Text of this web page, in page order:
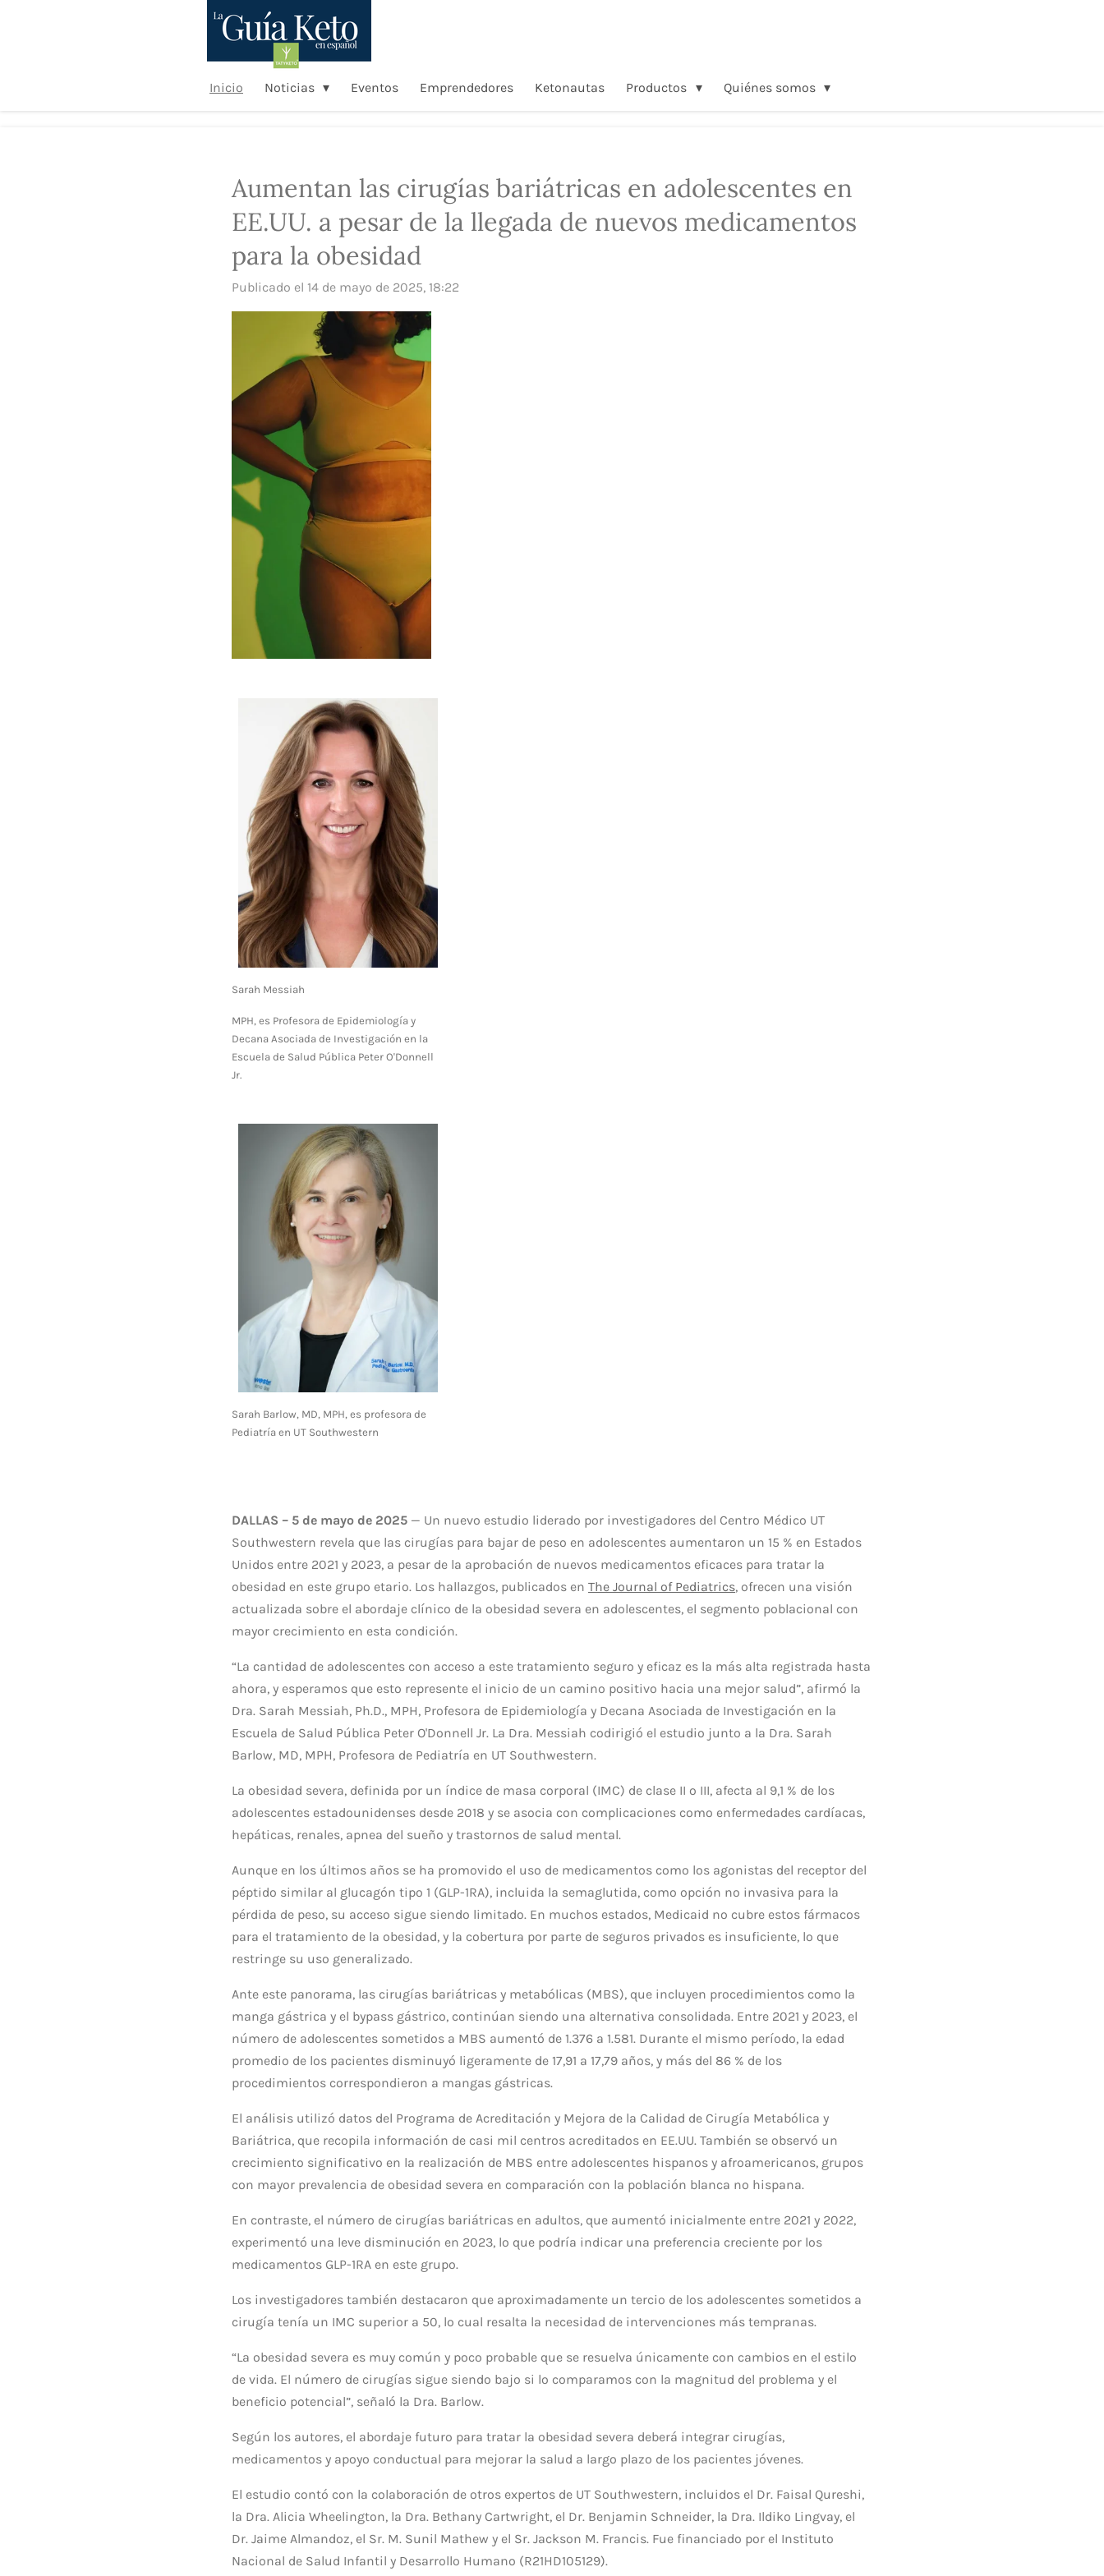
Inicio Noticias Eventos Emprendedores Ketonautas Productos Quiénes somos
Aumentan las cirugías bariátricas en adolescentes en
EE.UU. a pesar de la llegada de nuevos medicamentos
para la obesidad
Publicado el 14 de mayo de 2025, 18:22
Sarah Messiah
MPH, es Profesora de Epidemiología y
Decana Asociada de Investigación en la
Escuela de Salud Pública Peter O'Donnell
Jr.
Sarah Barlow, MD, MPH, es profesora de
Pediatría en UT Southwestern
DALLAS – 5 de mayo de 2025 — Un nuevo estudio liderado por investigadores del Centro Médico UT
Southwestern revela que las cirugías para bajar de peso en adolescentes aumentaron un 15 % en Estados
Unidos entre 2021 y 2023, a pesar de la aprobación de nuevos medicamentos eficaces para tratar la
obesidad en este grupo etario. Los hallazgos, publicados en The Journal of Pediatrics, ofrecen una visión
actualizada sobre el abordaje clínico de la obesidad severa en adolescentes, el segmento poblacional con
mayor crecimiento en esta condición.
“La cantidad de adolescentes con acceso a este tratamiento seguro y eficaz es la más alta registrada hasta
ahora, y esperamos que esto represente el inicio de un camino positivo hacia una mejor salud”, afirmó la
Dra. Sarah Messiah, Ph.D., MPH, Profesora de Epidemiología y Decana Asociada de Investigación en la
Escuela de Salud Pública Peter O'Donnell Jr. La Dra. Messiah codirigió el estudio junto a la Dra. Sarah
Barlow, MD, MPH, Profesora de Pediatría en UT Southwestern.
La obesidad severa, definida por un índice de masa corporal (IMC) de clase II o III, afecta al 9,1 % de los
adolescentes estadounidenses desde 2018 y se asocia con complicaciones como enfermedades cardíacas,
hepáticas, renales, apnea del sueño y trastornos de salud mental.
Aunque en los últimos años se ha promovido el uso de medicamentos como los agonistas del receptor del
péptido similar al glucagón tipo 1 (GLP-1RA), incluida la semaglutida, como opción no invasiva para la
pérdida de peso, su acceso sigue siendo limitado. En muchos estados, Medicaid no cubre estos fármacos
para el tratamiento de la obesidad, y la cobertura por parte de seguros privados es insuficiente, lo que
restringe su uso generalizado.
Ante este panorama, las cirugías bariátricas y metabólicas (MBS), que incluyen procedimientos como la
manga gástrica y el bypass gástrico, continúan siendo una alternativa consolidada. Entre 2021 y 2023, el
número de adolescentes sometidos a MBS aumentó de 1.376 a 1.581. Durante el mismo período, la edad
promedio de los pacientes disminuyó ligeramente de 17,91 a 17,79 años, y más del 86 % de los
procedimientos correspondieron a mangas gástricas.
El análisis utilizó datos del Programa de Acreditación y Mejora de la Calidad de Cirugía Metabólica y
Bariátrica, que recopila información de casi mil centros acreditados en EE.UU. También se observó un
crecimiento significativo en la realización de MBS entre adolescentes hispanos y afroamericanos, grupos
con mayor prevalencia de obesidad severa en comparación con la población blanca no hispana.
En contraste, el número de cirugías bariátricas en adultos, que aumentó inicialmente entre 2021 y 2022,
experimentó una leve disminución en 2023, lo que podría indicar una preferencia creciente por los
medicamentos GLP-1RA en este grupo.
Los investigadores también destacaron que aproximadamente un tercio de los adolescentes sometidos a
cirugía tenía un IMC superior a 50, lo cual resalta la necesidad de intervenciones más tempranas.
“La obesidad severa es muy común y poco probable que se resuelva únicamente con cambios en el estilo
de vida. El número de cirugías sigue siendo bajo si lo comparamos con la magnitud del problema y el
beneficio potencial”, señaló la Dra. Barlow.
Según los autores, el abordaje futuro para tratar la obesidad severa deberá integrar cirugías,
medicamentos y apoyo conductual para mejorar la salud a largo plazo de los pacientes jóvenes.
El estudio contó con la colaboración de otros expertos de UT Southwestern, incluidos el Dr. Faisal Qureshi,
la Dra. Alicia Wheelington, la Dra. Bethany Cartwright, el Dr. Benjamin Schneider, la Dra. Ildiko Lingvay, el
Dr. Jaime Almandoz, el Sr. M. Sunil Mathew y el Sr. Jackson M. Francis. Fue financiado por el Instituto
Nacional de Salud Infantil y Desarrollo Humano (R21HD105129).